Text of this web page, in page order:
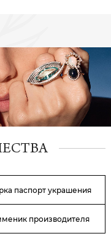
паспорт украшения
производителя